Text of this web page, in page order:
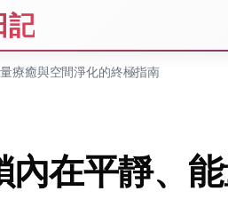
記
療癒與空間淨化的終極指南
內在平靜、